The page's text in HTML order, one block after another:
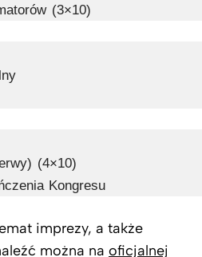
(3×10)
(4×10)
Kongresu
imprezy, a także
można na oficjalnej